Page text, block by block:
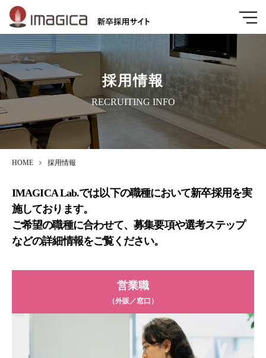
採用情報
RECRUITING INFO
HOME 採用情報
IMAGICA Lab.では以下の職種において新卒採用を実
施しております。
ご希望の職種に合わせて、募集要項や選考ステップ
などの詳細情報をご覧ください。
営業職
（外販／窓⼝）